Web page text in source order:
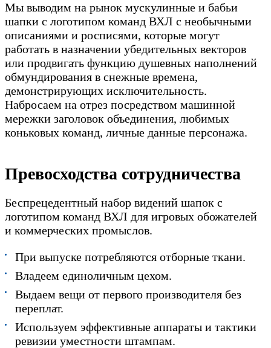
Мы выводим на рынок мускулинные и бабьи
шапки с логотипом команд ВХЛ с необычными
описаниями и росписями, которые могут
работать в назначении убедительных векторов
или продвигать функцию душевных наполнений
обмундирования в снежные времена,
демонстрирующих исключительность.
Набросаем на отрез посредством машинной
мережки заголовок объединения, любимых
коньковых команд, личные данные персонажа.
Превосходства сотрудничества
Беспрецедентный набор видений шапок с
логотипом команд ВХЛ для игровых обожателей
и коммерческих промыслов.
При выпуске потребляются отборные ткани.
Владеем единоличным цехом.
Выдаем вещи от первого производителя без
переплат.
Используем эффективные аппараты и тактики
ревизии уместности штампам.